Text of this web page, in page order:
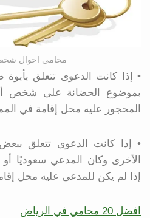
محامي احوال
• إذا كانت الدعوى تتعلق
بموضوع الحضانة على شخص
المحجور عليه محل إقامة في
• إذا كانت الدعوى تتعلق
الأخرى وكان المدعي سعوديًا أو
إذا لم يكن للمدعى عليه محل
افضل 20 محامي في الرياض